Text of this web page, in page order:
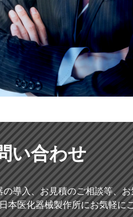
い合わせ
導入、お見積のご相談等、
本医化器械製作所にお気軽に